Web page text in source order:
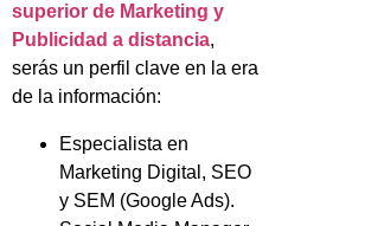
superior de Marketing y
Publicidad a distancia,
serás un perfil clave en la era
de la información:
Especialista en
Marketing Digital, SEO
y SEM (Google Ads).